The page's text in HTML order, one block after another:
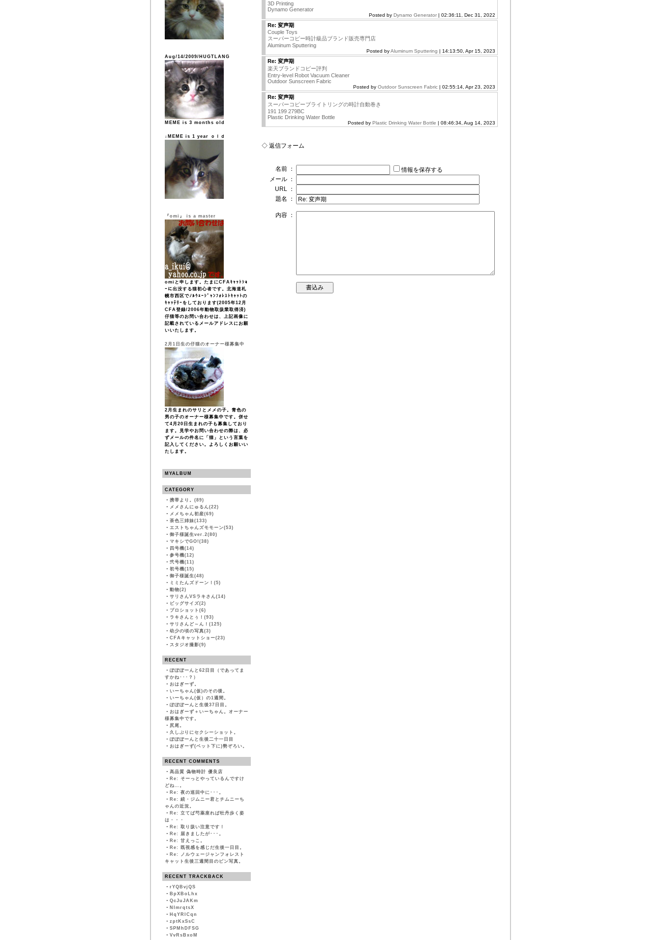
Aug/14/2009/HUGTLANG
MEME is 3 months old
↓MEME is 1 year ｏｌｄ
『omi』 is a master
omiと申します。たまにCFAｷｬｯﾄｼｮ
ｰに出没する猫初心者です。北海道札
幌市西区でﾉﾙｳｪｰｼﾞｬﾝﾌｫﾚｽﾄｷｬｯﾄの
ｷｬｯﾃﾘｰをしております(2005年12月
CFA登録/2006年動物取扱業取得済)
仔猫等のお問い合わせは、上記画像に
記載されているメールアドレスにお願
いいたします。
2月1日生の仔猫のオーナー様募集中
2月生まれのサリとメメの子。青色の
男の子のオーナー様募集中です。併せ
て4月20日生まれの子も募集しており
ます。見学やお問い合わせの際は、必
ずメールの件名に「猫」という言葉を
記入してください。よろしくお願いい
たします。
MYALBUM
CATEGORY
・ 携帯より。(89)
・ メメさんにゅるん(22)
・ メメちゃん初産(69)
・ 茶色三姉妹(133)
・ エストちゃんズモモーン(53)
・ 御子様誕生ver.2(80)
・ マキシでGO!(38)
・ 四号機(14)
・ 参号機(12)
・ 弐号機(11)
・ 初号機(15)
・ 御子様誕生(48)
・ ミミたんズドーン！(5)
・ 動物(2)
・ サリさんVSラキさん(14)
・ ビッグサイズ(2)
・ プロショット(6)
・ ラキさんとぅ！(93)
・ サリさんど～ん！(125)
・ 幼少の頃の写真(3)
・ CFAキャットショー(23)
・ スタジオ撮影(9)
RECENT
・ ぽぽぽーんと62日目（であってま
すかね･･･？）
・ おはぎーず。
・ いーちゃん(仮)のその後。
・ いーちゃん(仮）の1週間。
・ ぽぽぽーんと生後37日目。
・ おはぎーず＋いーちゃん。オーナー
様募集中です。
・ 尻尾。
・ 久しぶりにセクシーショット。
・ ぽぽぽーんと生後二十一日目
・ おはぎーず(ベット下に)勢ぞろい。
RECENT COMMENTS
・ 高品質 偽物時計 優良店
・ Re: そーっとやっているんですけ
どね…。
・ Re: 夜の巡回中に･･･。
・ Re: 続・ジムニー君とチムニーち
ゃんの近況。
・ Re: 立てば芍薬座れば牡丹歩く姿
は・・・
・ Re: 取り扱い注意です！
・ Re: 届きましたが･･･。
・ Re: 甘えっこ。
・ Re: 既視感を感じだ生後一日目。
・ Re: ノルウェージャンフォレスト
キャット生後三週間目のピン写真。
RECENT TRACKBACK
・ rYQBvjQS
・ BpXBoLhx
・ QcJuJAKm
・ NImrqtsX
・ HqYRlCqn
・ zptKxSsC
・ SPMhDFSG
・ VvRsBxoM
3D Printing
Dynamo Generator
Posted by Dynamo Generator | 02:36:11, Dec 31, 2022
Re: 変声期
Couple Toys
スーパーコピー時計級品ブランド販売専門店
Aluminum Sputtering
Posted byAluminum Sputtering | 14:13:50, Apr 15, 2023
Re: 変声期
楽天ブランドコピー評判
Entry-level Robot Vacuum Cleaner
Outdoor Sunscreen Fabric
Posted by Outdoor Sunscreen Fabric | 02:55:14, Apr 23, 2023
Re: 変声期
スーパーコピーブライトリングの時計自動巻き
191 199 279BC
Plastic Drinking Water Bottle
Posted by Plastic Drinking Water Bottle | 08:46:34, Aug 14, 2023
◇ 返信フォーム
名前 ：
情報を保存する
メール ：
URL ：
題名 ：
内容 ：